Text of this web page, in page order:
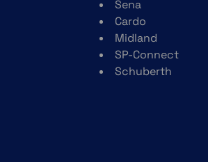
Sena
Cardo
Midland
SP-Connect
Schuberth